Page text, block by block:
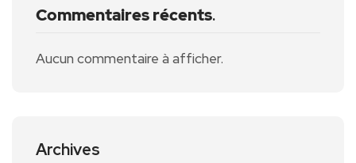
Commentaires récents.
Aucun commentaire à afficher.
Archives